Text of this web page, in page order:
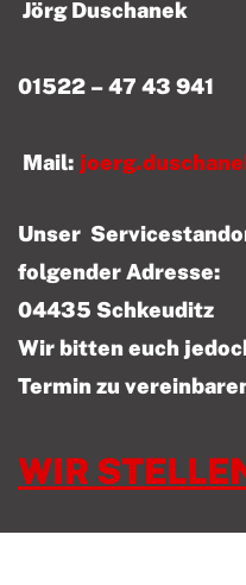
Jörg Duschanek
01522 – 47 43 941
Mail:
Unser
folgender Adresse:
04435 Schkeuditz
Wir bitten euch
Termin zu
WIR